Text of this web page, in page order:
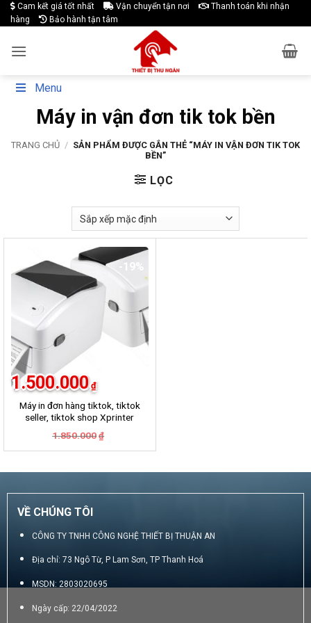
Skip
to
Cam kết giá tốt nhất Vận chuyển tận nơi
Thanh toán khi nhận
hàng
Bảo hành tận tâm
Menu
Máy in vận đơn tik tok bền
TRANG CHỦ / SẢN PHẨM ĐƯỢC GẮN THẺ “MÁY IN VẬN ĐƠN TIK TOK
BỀN”
LỌC
-19%
Máy in đơn hàng tiktok, tiktok
seller, tiktok shop Xprinter
1.850.000 ₫
là:
1.500.000 ₫
tại
1.500.000₫.
VỀ CHÚNG TÔI
CÔNG TY TNHH CÔNG NGHỆ THIẾT BỊ THUẬN AN
Địa chỉ: 73 Ngô Từ, P Lam Sơn, TP Thanh Hoá
MSDN: 2803020695
Ngày cấp: 22/04/2022